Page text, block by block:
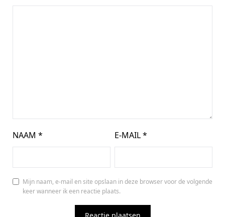
NAAM * E-MAIL*
Mijn naam, e-mail en site opslaan in deze browser voor de volgende
keer wanneer ik een reactie plaats.